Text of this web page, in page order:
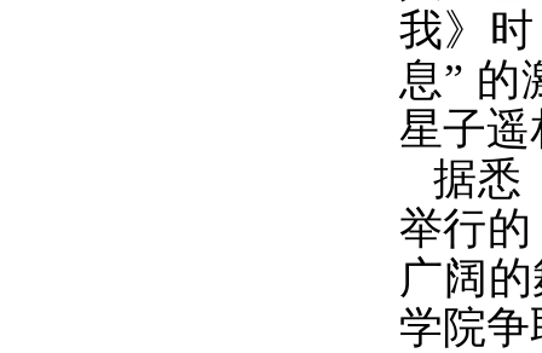
我》
息” 的
星子遥
据悉
举行
广阔
学院